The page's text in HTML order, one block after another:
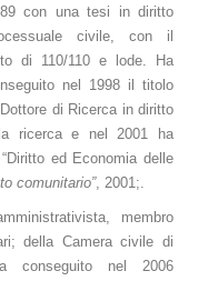
con una tesi in diritto
civile, con il
di 110/110 e lode. Ha
nel 1998 il titolo
di Ricerca in diritto
ricerca e nel 2001 ha
ed Economia delle
comunitario”, 2001;.
membro
della Camera civile di
conseguito nel 2006